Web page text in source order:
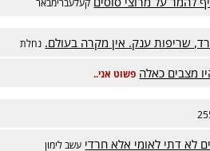
שריפות ענק. אין מקרה בעולם. נחלת
מצבים כאלה פשוט אני..
לא דתי לאומי אלא חרדי עשב לימון